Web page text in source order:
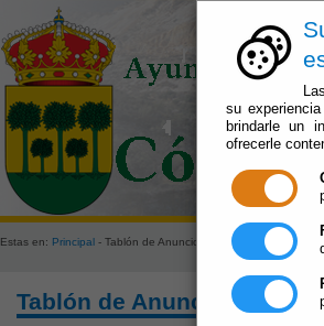
su
brindarle un
ofrecerle
Estas en: Principal- Tablón de Anuncios
Tablón de Anuncios